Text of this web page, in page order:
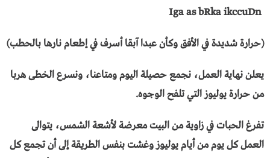
(حرارة شديدة في الأفق وكأن عبدا آبقا أسرف في إطعام نارها بالحطب)
يعلن نهاية العمل، نجمع حصيلة اليوم ومتاعنا، ونسرع الخطى هربا
من حرارة يوليوز التي تلفح الوجوه.
تفرغ الحبات في زاوية من البيت معرضة لأشعة الشمس، يتوالى
العمل كل يوم من أيام يوليوز وغشت بنفس الطريقة إلى أن تجمع كل